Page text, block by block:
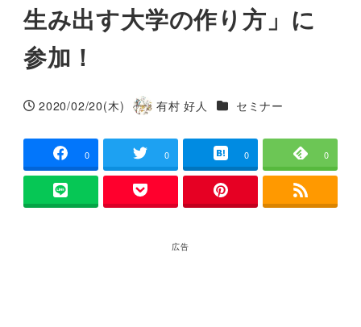
生み出す大学の作り方」に
参加！
投稿日
2020/02/20(木)
著
有村 好人 カテゴリー
セミナー
0 0 0 0
広告